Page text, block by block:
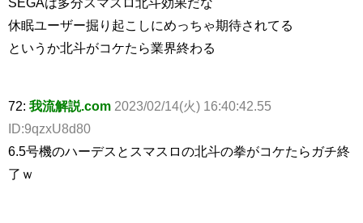
休眠ユーザー掘り起こしにめっちゃ期待されてる
というか北斗がコケたら業界終わる
72: 我流解説.com 2023/02/14(火) 16:40:42.55
ID:9qzxU8d80
6.5号機のハーデスとスマスロの北斗の拳がコケたらガチ終
了ｗ